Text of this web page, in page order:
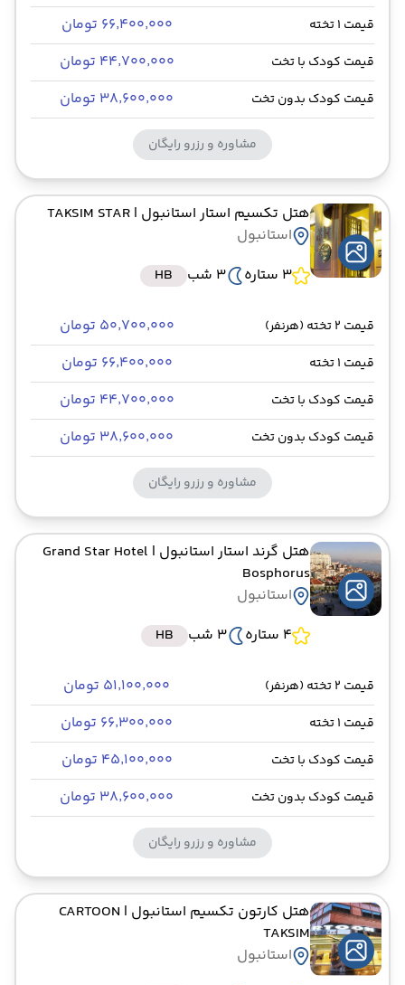
قیمت 1 تخته ۶۶٬۴۰۰٬۰۰۰ تومان
قیمت کودک با تخت ۴۴٬۷۰۰٬۰۰۰ تومان
قیمت کودک بدون تخت ۳۸٬۶۰۰٬۰۰۰ تومان
مشاوره و رزرو رایگان
هتل تکسیم استار استانبول | TAKSIM STAR
استانبول
3 ستاره
3 شب HB
قیمت 2 تخته (هرنفر) ۵۰٬۷۰۰٬۰۰۰ تومان
قیمت 1 تخته ۶۶٬۴۰۰٬۰۰۰ تومان
قیمت کودک با تخت ۴۴٬۷۰۰٬۰۰۰ تومان
قیمت کودک بدون تخت ۳۸٬۶۰۰٬۰۰۰ تومان
مشاوره و رزرو رایگان
هتل گرند استار استانبول | Grand Star Hotel
Bosphorus
استانبول
4 ستاره
3 شب HB
قیمت 2 تخته (هرنفر) ۵۱٬۱۰۰٬۰۰۰ تومان
قیمت 1 تخته ۶۶٬۳۰۰٬۰۰۰ تومان
قیمت کودک با تخت ۴۵٬۱۰۰٬۰۰۰ تومان
قیمت کودک بدون تخت ۳۸٬۶۰۰٬۰۰۰ تومان
مشاوره و رزرو رایگان
هتل کارتون تکسیم استانبول | CARTOON
TAKSIM
استانبول